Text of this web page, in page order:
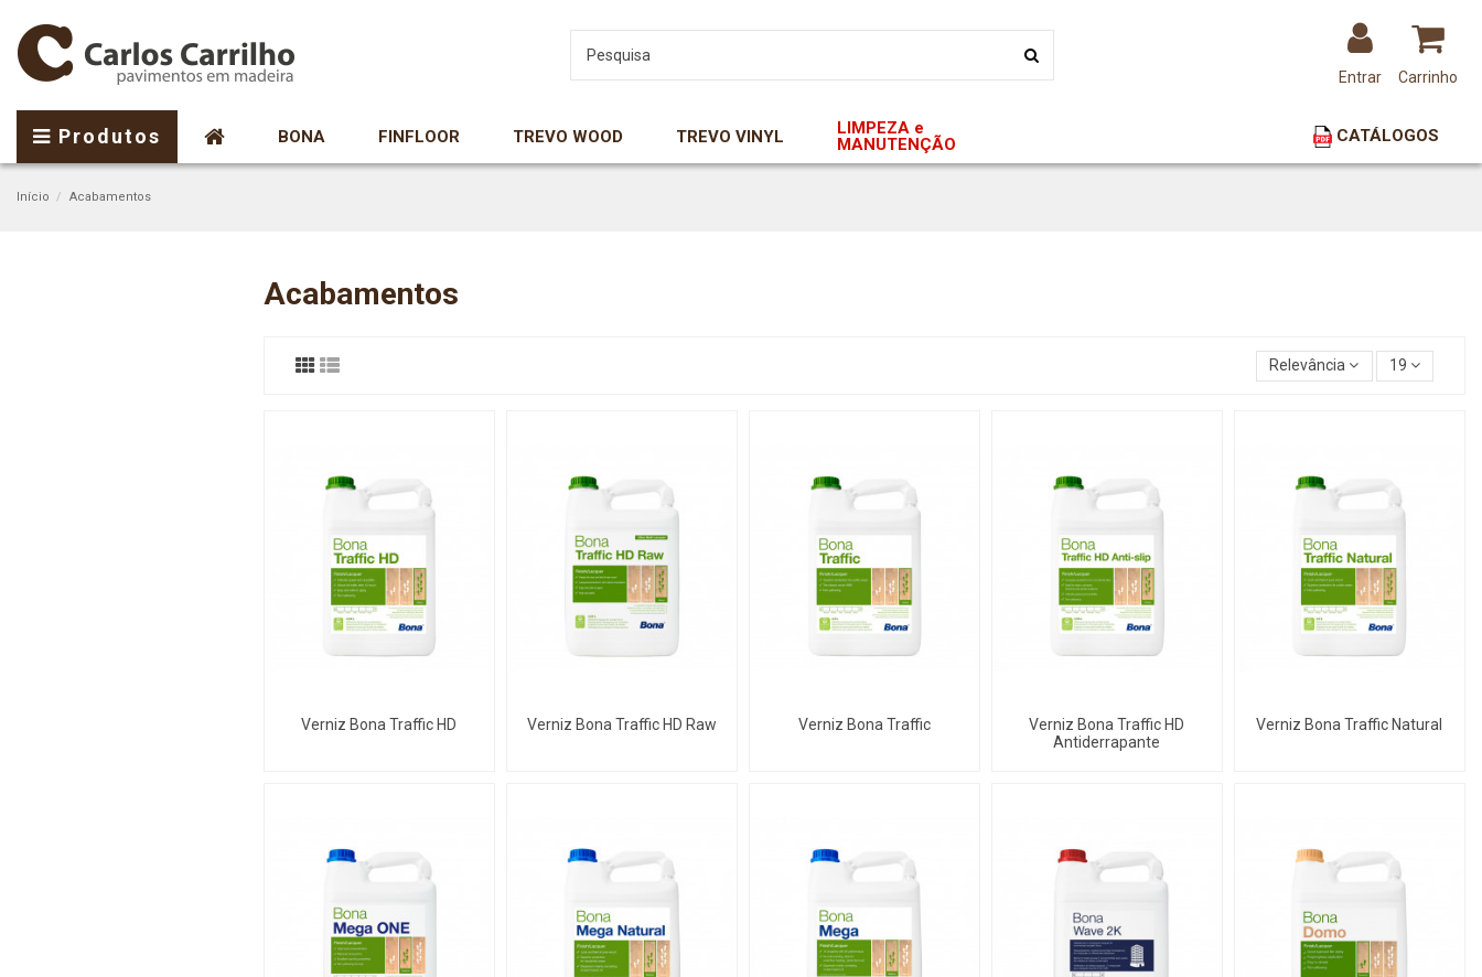
Entrar Carrinho
Produtos BONA FINFLOOR TREVO WOOD TREVO VINYL CATÁLOGOS
LIMPEZA e
MANUTENÇÃO
Início Acabamentos
Acabamentos
Relevância 19
Verniz Bona Traffic HD Verniz Bona Traffic HD Raw Verniz Bona Traffic
Verniz Bona Traffic HD
Antiderrapante
Verniz Bona Traffic Natural